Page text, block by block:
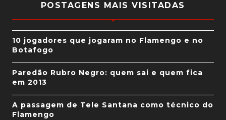
POSTAGENS MAIS VISITADAS
10 jogadores que jogaram no Flamengo e no
Botafogo
Paredão Rubro Negro: quem sai e quem fica
em 2013
A passagem de Tele Santana como técnico do
Flamengo